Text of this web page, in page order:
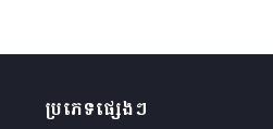
ប្រភេទផ្សេងៗ